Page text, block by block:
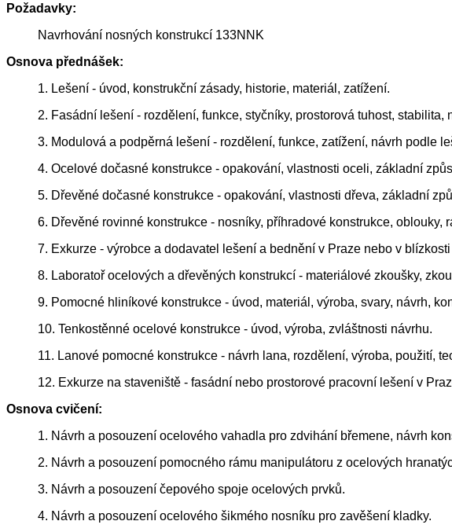
Požadavky:
Navrhování nosných konstrukcí 133NNK
Osnova přednášek:
1. Lešení - úvod, konstrukční zásady, historie, materiál, zatížení.
2. Fasádní lešení - rozdělení, funkce, styčníky, prostorová tuhost, stabilita,
3. Modulová a podpěrná lešení - rozdělení, funkce, zatížení, návrh podle
4. Ocelové dočasné konstrukce - opakování, vlastnosti oceli, základní
5. Dřevěné dočasné konstrukce - opakování, vlastnosti dřeva, základní
6. Dřevěné rovinné konstrukce - nosníky, příhradové konstrukce,
7. Exkurze - výrobce a dodavatel lešení a bednění v Praze nebo v blízkosti
8. Laboratoř ocelových a dřevěných konstrukcí - materiálové zkoušky,
9. Pomocné hliníkové konstrukce - úvod, materiál, výroba, svary, návrh,
10. Tenkostěnné ocelové konstrukce - úvod, výroba, zvláštnosti návrhu.
11. Lanové pomocné konstrukce - návrh lana, rozdělení, výroba, použití,
12. Exkurze na staveniště - fasádní nebo prostorové pracovní lešení v
Osnova cvičení:
1. Návrh a posouzení ocelového vahadla pro zdvihání břemene, návrh
2. Návrh a posouzení pomocného rámu manipulátoru z ocelových
3. Návrh a posouzení čepového spoje ocelových prvků.
4. Návrh a posouzení ocelového šikmého nosníku pro zavěšení kladky.